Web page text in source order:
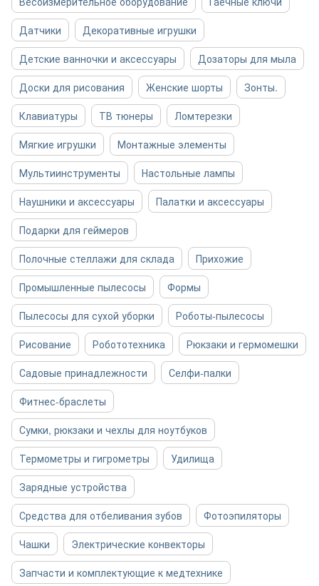
Датчики
Декоративные игрушки
Детские ванночки и аксессуары
Дозаторы для мыла
Доски для рисования
Женские шорты
Зонты.
Клавиатуры
ТВ тюнеры
Ломтерезки
Мягкие игрушки
Монтажные элементы
Мультиинструменты
Настольные лампы
Наушники и аксессуары
Палатки и аксессуары
Подарки для геймеров
Полочные стеллажи для склада
Прихожие
Промышленные пылесосы
Формы
Пылесосы для сухой уборки
Роботы-пылесосы
Рисование
Робототехника
Рюкзаки и гермомешки
Садовые принадлежности
Селфи-палки
Фитнес-браслеты
Сумки, рюкзаки и чехлы для ноутбуков
Термометры и гигрометры
Удилища
Зарядные устройства
Средства для отбеливания зубов
Фотоэпиляторы
Чашки
Электрические конвекторы
Запчасти и комплектующие к медтехнике